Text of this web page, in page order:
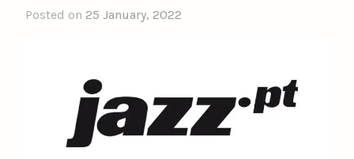
Posted on 25 January, 2022
o
c